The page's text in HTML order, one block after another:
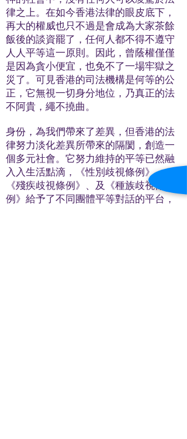
律之上。在如今香港法律的眼皮底下，
再大的權威也只不過是會成為大家茶餘
飯後的談資罷了，任何人都不得不遵守
人人平等這一原則。因此，曾蔭權僅僅
是因為貪小便宜，也免不了一場牢獄之
災了。可見香港的司法機構是何等的公
正，它無視一切身分地位，乃真正的法
不阿貴，繩不撓曲。
身份，為我們帶來了差異，但香港的法
律努力淡化差異所帶來的隔閡，創造一
個多元社會。它努力維持的平等已然融
⼊入生活點滴，《性別歧視條例》、
《殘疾歧視條例》、及《種族歧視條
例》給予了不同團體平等對話的平台，